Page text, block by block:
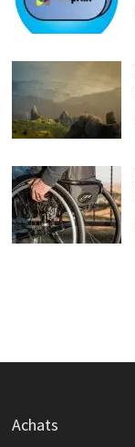
Achats